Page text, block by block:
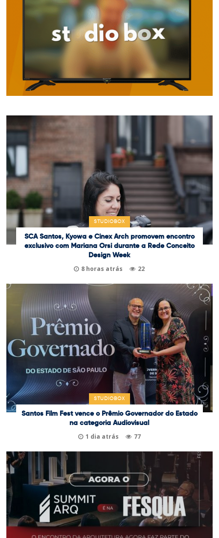
STUDIOBOX
SCA Santos, Kyowa e Cinex Arch promovem encontro
exclusivo com Mariana Orsi durante a Rede Conceito
Design Week
8 horas atrás 22
STUDIOBOX
Santos Film Fest vence o Prêmio Governador do Estado
na categoria Audiovisual
1 dia atrás 77